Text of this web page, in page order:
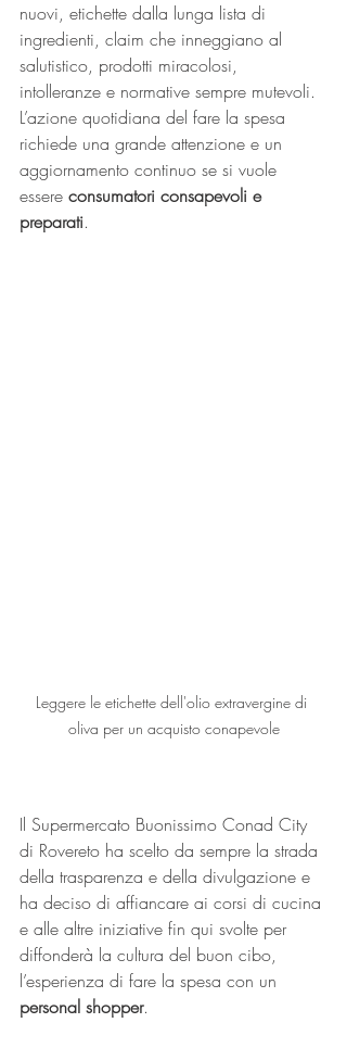
nuovi, etichette dalla lunga lista di
ingredienti, claim che inneggiano al
salutistico, prodotti miracolosi,
intolleranze e normative sempre mutevoli.
L’azione quotidiana del fare la spesa
richiede una grande attenzione e un
aggiornamento continuo se si vuole
essere consumatori consapevoli e
preparati.
Leggere le etichette dell'olio extravergine di
oliva per un acquisto conapevole
Il Supermercato Buonissimo Conad City
di Rovereto ha scelto da sempre la strada
della trasparenza e della divulgazione e
ha deciso di affiancare ai corsi di cucina
e alle altre iniziative fin qui svolte per
diffonderà la cultura del buon cibo,
l’esperienza di fare la spesa con un
personal shopper.